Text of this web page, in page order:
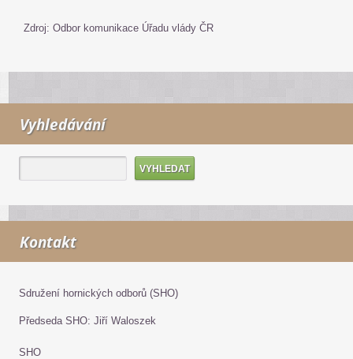
Zdroj: Odbor komunikace Úřadu vlády ČR
Vyhledávání
Kontakt
Sdružení hornických odborů (SHO)
Předseda SHO: Jiří Waloszek
SHO